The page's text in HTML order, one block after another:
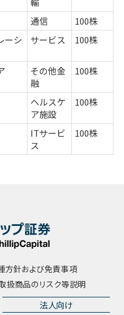
通信
100株
ーシ
サービス 100株
その他金
融
100株
ヘルスケ
ア施設
100株
ITサービ
ス
100株
方針および免責事項
扱商品のリスク等説明
法人向け